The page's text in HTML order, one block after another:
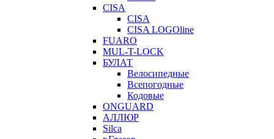
CISA
CISA
CISA LOGOline
FUARO
MUL-T-LOCK
БУЛАТ
Велосипедные
Всепогодные
Кодовые
ONGUARD
АЛЛЮР
Silca